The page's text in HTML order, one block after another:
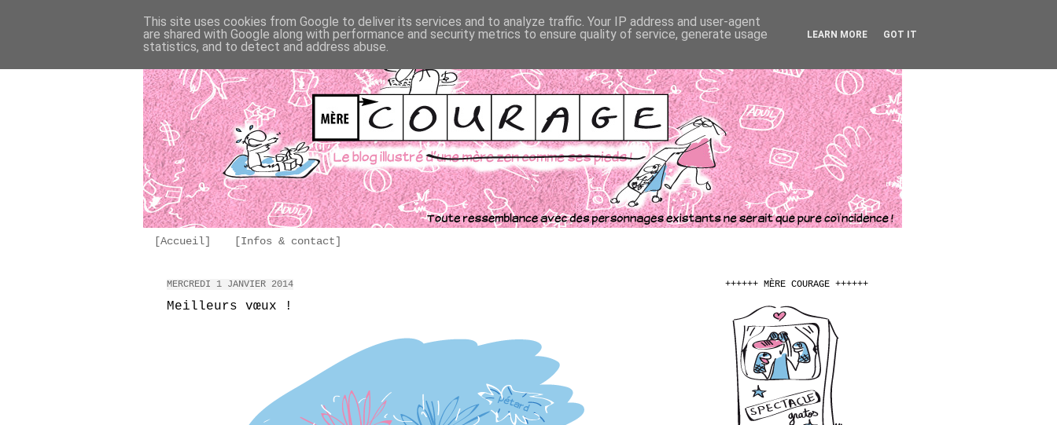
[Accueil] [Infos & contact]
MERCREDI 1 JANVIER 2014
Meilleurs vœux !
++++++ MÈRE COURAGE ++++++
This site uses cookies from Google to deliver its services and to analyze traffic. Your IP address and user-agent
are shared with Google along with performance and security metrics to ensure quality of service, generate usage
statistics, and to detect and address abuse.
LEARN MORE GOT IT